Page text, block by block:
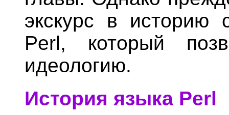
экскурс в историю
Perl, который
идеологию.
История языка Perl